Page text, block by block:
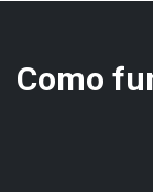
Como